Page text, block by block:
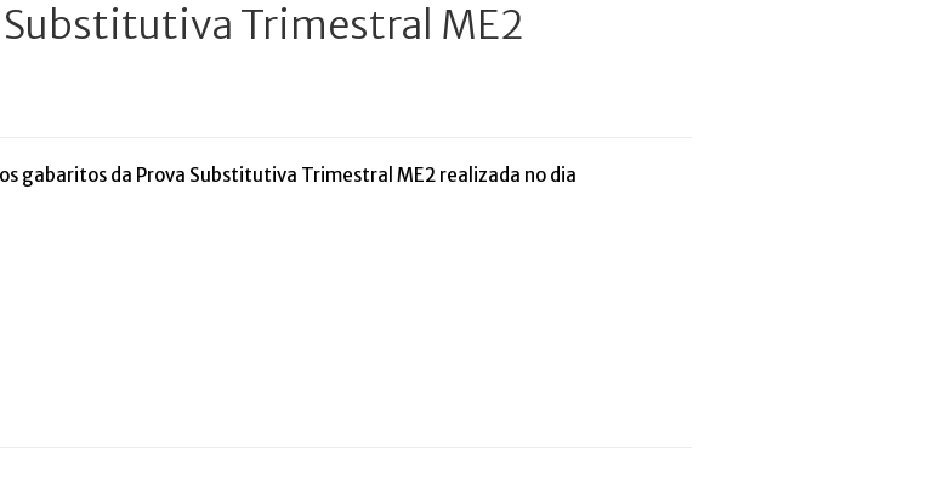
Trimestral ME2
gabaritos da Prova Substitutiva Trimestral ME2 realizada no dia